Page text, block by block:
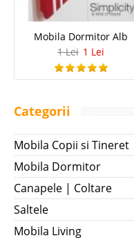
Mobila Dormitor Alb
1 Lei 1 Lei
Categorii
Mobila Copii si Tineret
Mobila Dormitor
Canapele | Coltare
Saltele
Mobila Living